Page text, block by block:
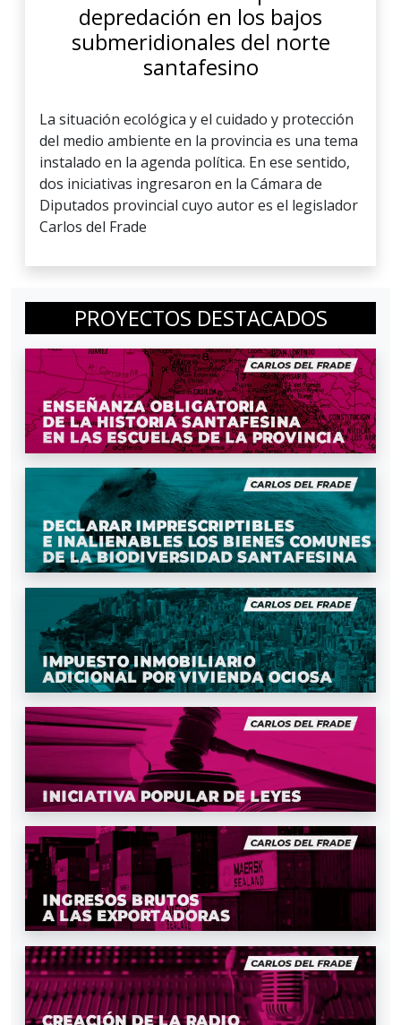
depredación en los bajos
submeridionales del norte
santafesino
La situación ecológica y el cuidado y protección
del medio ambiente en la provincia es una tema
instalado en la agenda política. En ese sentido,
dos iniciativas ingresaron en la Cámara de
Diputados provincial cuyo autor es el legislador
Carlos del Frade
PROYECTOS DESTACADOS